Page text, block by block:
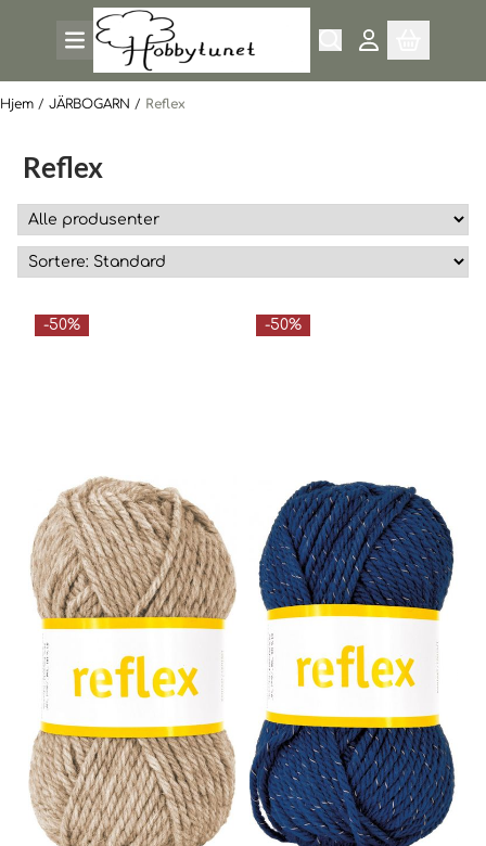
Hopp til innhold
Hjem / JÄRBOGARN / Reflex
Reflex
-50% -50%